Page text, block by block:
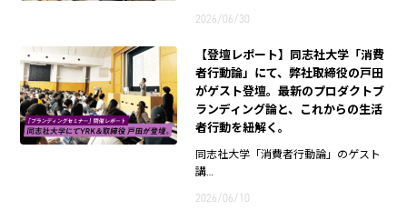
2026/06/30
【登壇レポート】同志社大学「消費
者行動論」にて、弊社取締役の戸田
がゲスト登壇。最新のプロダクトブ
ランディング論と、これからの生活
者行動を紐解く。
同志社大学「消費者行動論」のゲスト
講…
2026/06/10